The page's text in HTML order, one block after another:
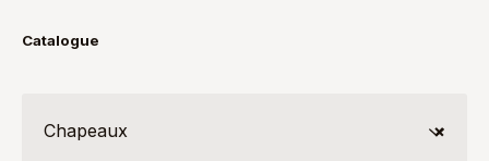
Catalogue
×
Chapeaux